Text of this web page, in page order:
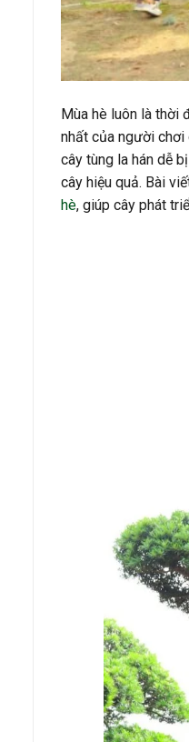
Mùa hè luôn là thời
nhất của người chơi
cây tùng la hán dễ
cây hiệu quả. Bài
hè, giúp cây phát